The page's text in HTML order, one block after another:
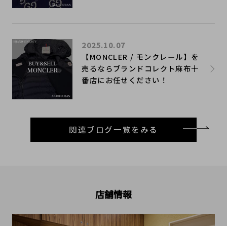
【MONCLER / モンクレール】を
売るならブランドコレクト麻布十
番店にお任せください！
2025.10.07
関連ブログ一覧をみる
店舗情報